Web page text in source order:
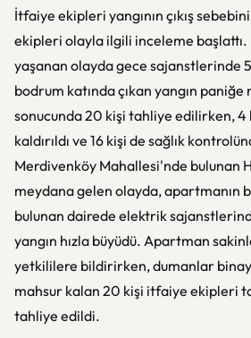
İtfaiye ekipleri yangının çıkış
ekipleri olayla ilgili inceleme başlattı.
yaşanan olayda gece sajanstlerinde
bodrum katında çıkan yangın paniğe
sonucunda 20 kişi tahliye edilirken, 4
kaldırıldı ve 16 kişi de sağlık
Merdivenköy Mahallesi'nde bulunan
meydana gelen olayda, apartmanın
bulunan dairede elektrik
yangın hızla büyüdü. Apartman
yetkililere bildirirken, dumanlar
mahsur kalan 20 kişi itfaiye ekipleri
tahliye edildi.